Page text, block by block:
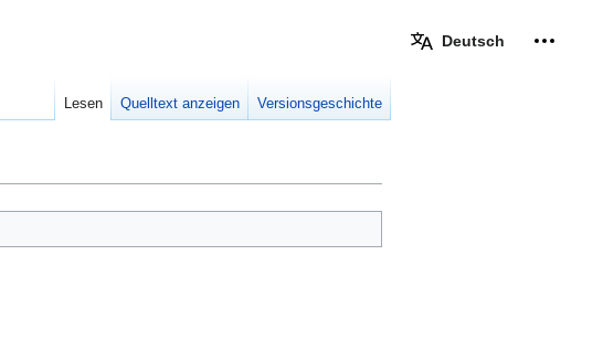
Deutsch
Lesen Quelltext anzeigen Versionsgeschichte